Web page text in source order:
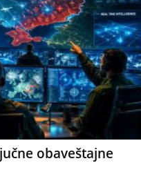
obaveštajne